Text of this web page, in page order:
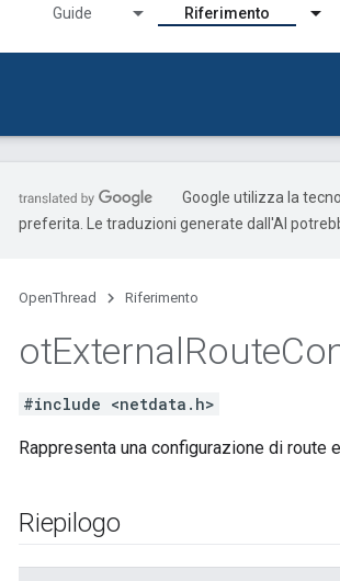
Guide Riferimento
Google utilizza la
preferita. Le traduzioni generate dall'AI
OpenThread Riferimento
otExternalRoute
#include <netdata.h>
Rappresenta una configurazione di route
Riepilogo